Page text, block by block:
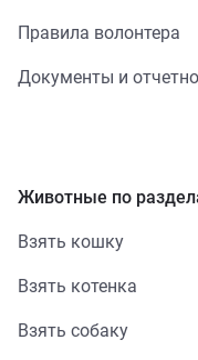
Правила волонтера
Документы и
Животные по
Взять кошку
Взять котенка
Взять собаку